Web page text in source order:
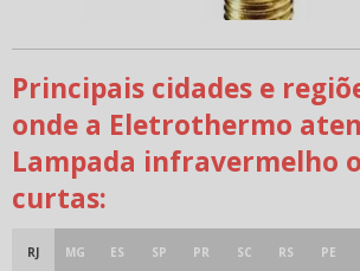
Principais cidades e
onde a Eletrothermo
Lampada infravermelho
curtas:
RJ MG ES SP PR SC RS PE